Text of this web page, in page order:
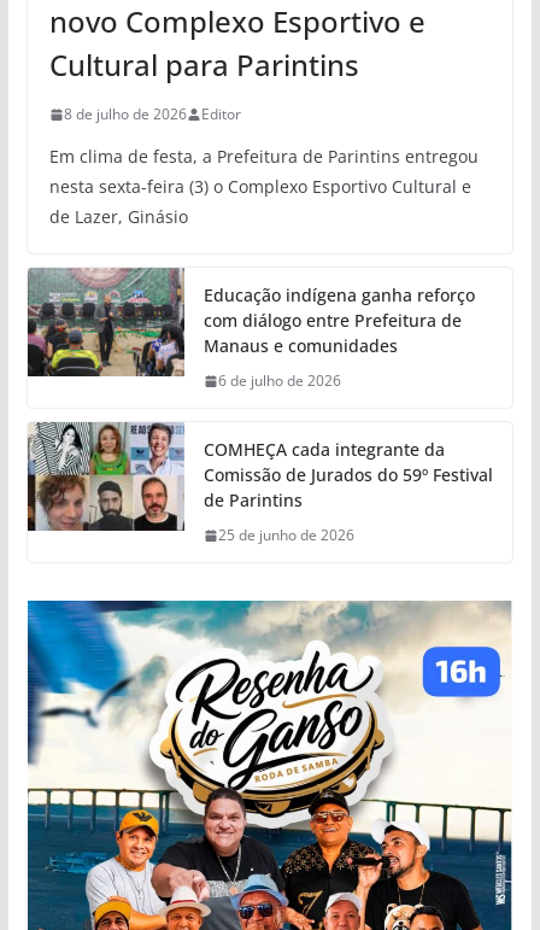
novo Complexo Esportivo e
Cultural para Parintins
8 de julho de 2026 Editor
Em clima de festa, a Prefeitura de Parintins entregou
nesta sexta-feira (3) o Complexo Esportivo Cultural e
de Lazer, Ginásio
Educação indígena ganha reforço
com diálogo entre Prefeitura de
Manaus e comunidades
6 de julho de 2026
COMHEÇA cada integrante da
Comissão de Jurados do 59º Festival
de Parintins
25 de junho de 2026